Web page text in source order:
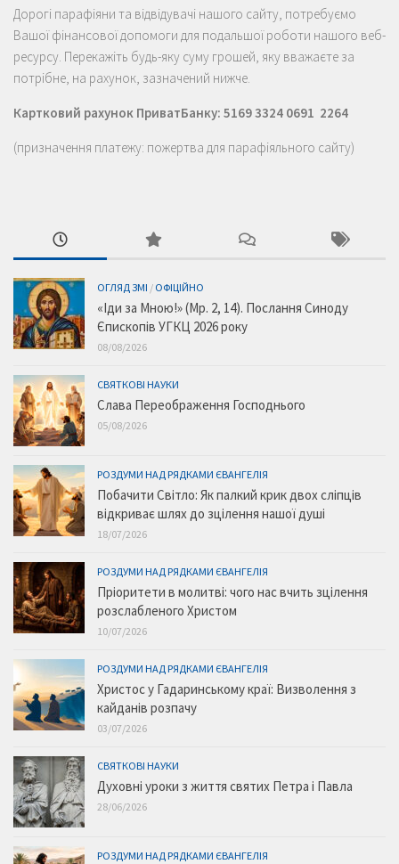
Дорогі парафіяни та відвідувачі нашого сайту, потребуємо
Вашої фінансової допомоги для подальшої роботи нашого веб-
ресурсу. Перекажіть будь-яку суму грошей, яку вважаєте за
потрібне, на рахунок, зазначений нижче.
Картковий рахунок ПриватБанку: 5169 3324 0691 2264
(призначення платежу: пожертва для парафіяльного сайту)
ОГЛЯД ЗМІ / ОФІЦІЙНО
«Іди за Мною!» (Мр. 2, 14). Послання Синоду
Єпископів УГКЦ 2026 року
08/08/2026
СВЯТКОВІ НАУКИ
Слава Переображення Господнього
05/08/2026
РОЗДУМИ НАД РЯДКАМИ ЄВАНГЕЛІЯ
Побачити Світло: Як палкий крик двох сліпців
відкриває шлях до зцілення нашої душі
18/07/2026
РОЗДУМИ НАД РЯДКАМИ ЄВАНГЕЛІЯ
Пріоритети в молитві: чого нас вчить зцілення
розслабленого Христом
10/07/2026
РОЗДУМИ НАД РЯДКАМИ ЄВАНГЕЛІЯ
Христос у Гадаринському краї: Визволення з
кайданів розпачу
03/07/2026
СВЯТКОВІ НАУКИ
Духовні уроки з життя святих Петра і Павла
28/06/2026
РОЗДУМИ НАД РЯДКАМИ ЄВАНГЕЛІЯ